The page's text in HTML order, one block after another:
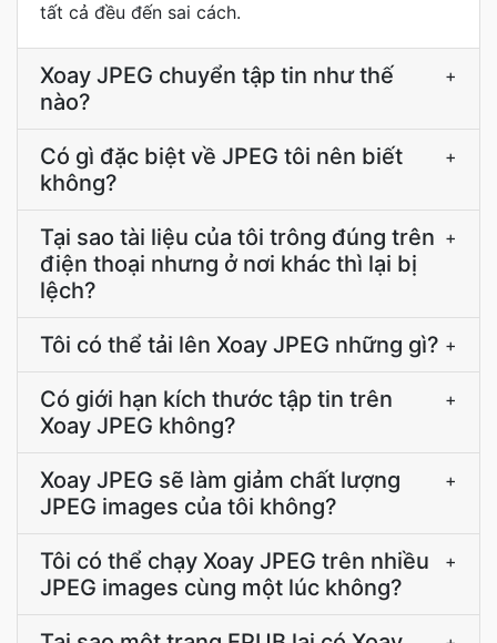
tất cả đều đến sai cách.
Xoay JPEG chuyển tập tin như thế
nào?
+
Có gì đặc biệt về JPEG tôi nên biết
không?
+
Tại sao tài liệu của tôi trông đúng trên
điện thoại nhưng ở nơi khác thì lại bị
lệch?
+
Tôi có thể tải lên Xoay JPEG những gì? +
Có giới hạn kích thước tập tin trên
Xoay JPEG không?
+
Xoay JPEG sẽ làm giảm chất lượng
JPEG images của tôi không?
+
Tôi có thể chạy Xoay JPEG trên nhiều
JPEG images cùng một lúc không?
+